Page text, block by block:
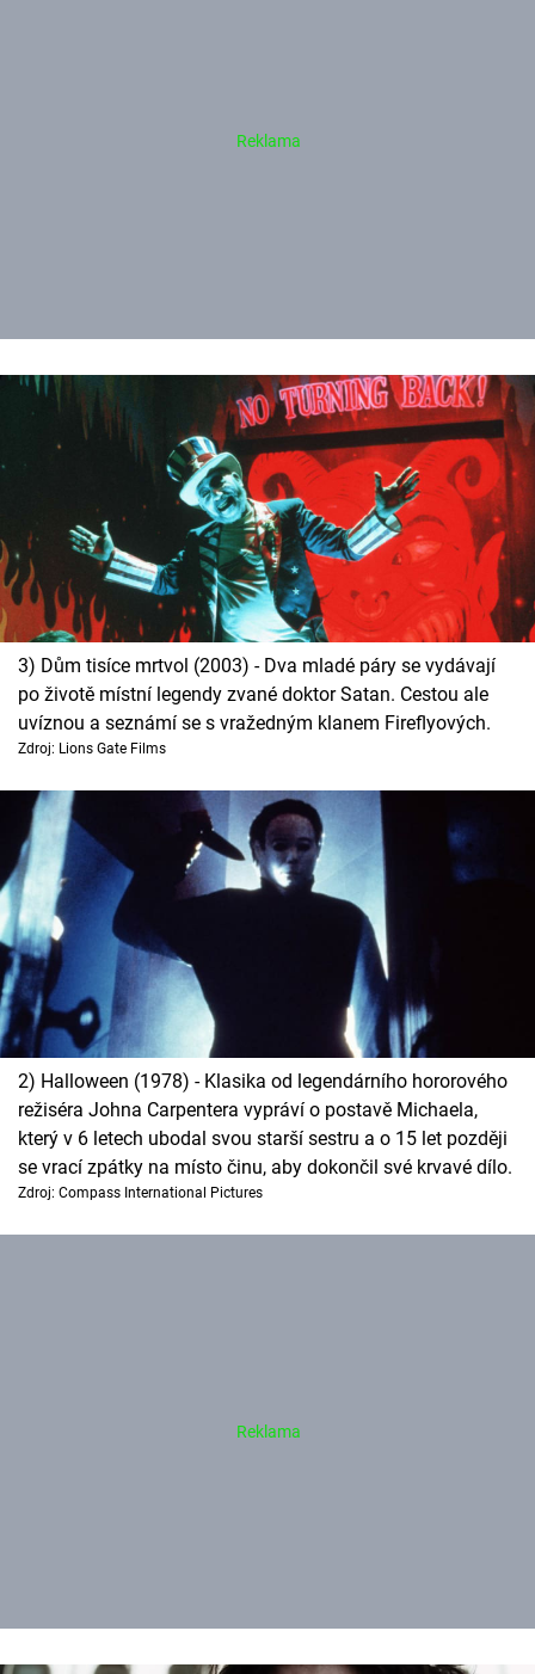
3) Dům tisíce mrtvol (2003) - Dva mladé páry se vydávají
po životě místní legendy zvané doktor Satan. Cestou ale
uvíznou a seznámí se s vražedným klanem Fireflyových.
Zdroj: Lions Gate Films
2) Halloween (1978) - Klasika od legendárního hororového
režiséra Johna Carpentera vypráví o postavě Michaela,
který v 6 letech ubodal svou starší sestru a o 15 let později
se vrací zpátky na místo činu, aby dokončil své krvavé dílo.
Zdroj: Compass International Pictures